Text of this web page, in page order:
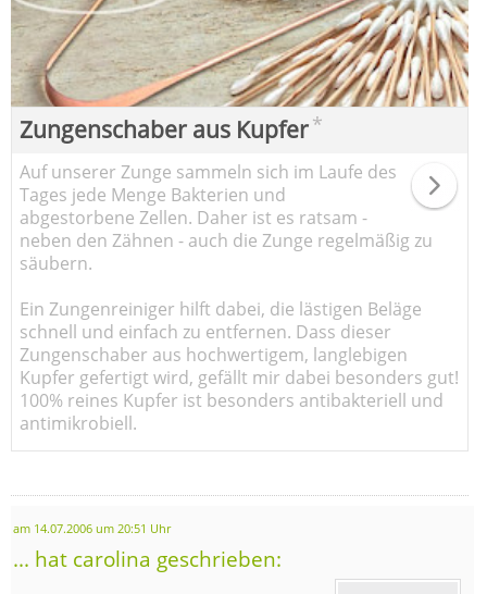
Zungenschaber aus Kupfer*
Auf unserer Zunge sammeln sich im Laufe des
Tages jede Menge Bakterien und
abgestorbene Zellen. Daher ist es ratsam -
neben den Zähnen - auch die Zunge regelmäßig zu
säubern.
Ein Zungenreiniger hilft dabei, die lästigen Beläge
schnell und einfach zu entfernen. Dass dieser
Zungenschaber aus hochwertigem, langlebigen
Kupfer gefertigt wird, gefällt mir dabei besonders gut!
100% reines Kupfer ist besonders antibakteriell und
antimikrobiell.
am 14.07.2006 um 20:51 Uhr
... hat carolina geschrieben: